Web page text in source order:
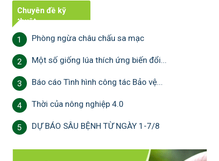
Chuyên đề kỹ
thuật
1 Phòng ngừa châu chấu sa mạc
2 Một số giống lúa thích ứng biến đổi...
3 Báo cáo Tình hình công tác Bảo vệ...
4 Thời của nông nghiệp 4.0
5 DỰ BÁO SÂU BỆNH TỪ NGÀY 1-7/8